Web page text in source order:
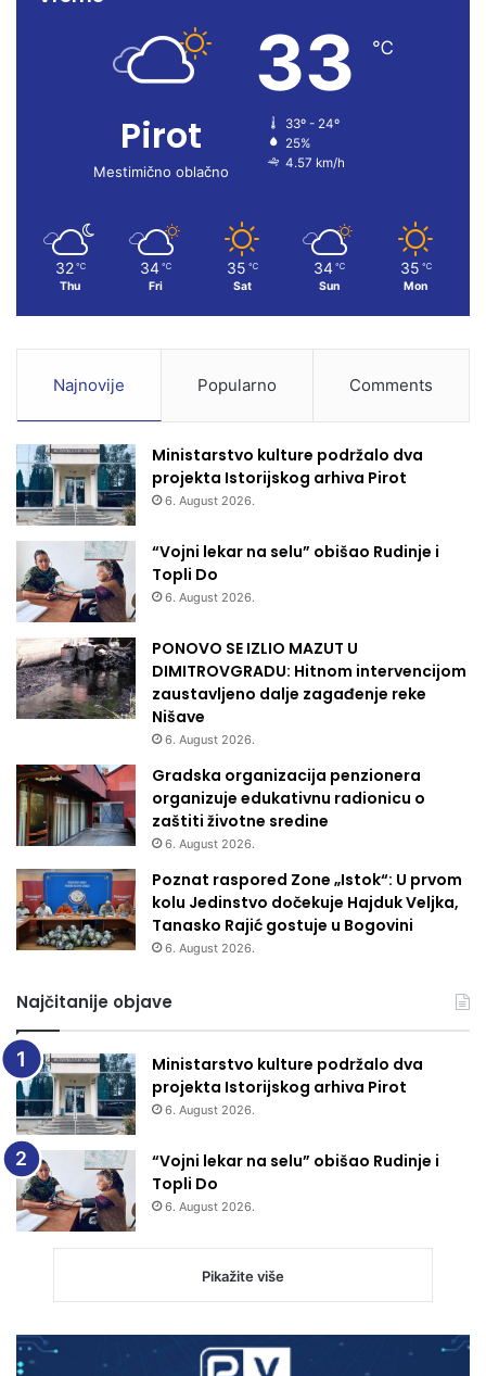
b
o
o
k
u
b
e
a
g
r
a
Pirot
Mestimično oblačno
33 ℃
33º - 24º
25%
4.57 km/h
32 ℃
Thu
34 ℃
Fri
35 ℃
Sat
34 ℃
Sun
35 ℃
Mon
Najnovije Popularno Comments
Ministarstvo kulture podržalo dva
projekta Istorijskog arhiva Pirot
6. August 2026.
“Vojni lekar na selu” obišao Rudinje i
Topli Do
6. August 2026.
PONOVO SE IZLIO MAZUT U
DIMITROVGRADU: Hitnom intervencijom
zaustavljeno dalje zagađenje reke
Nišave
6. August 2026.
Gradska organizacija penzionera
organizuje edukativnu radionicu o
zaštiti životne sredine
6. August 2026.
Poznat raspored Zone „Istok“: U prvom
kolu Jedinstvo dočekuje Hajduk Veljka,
Tanasko Rajić gostuje u Bogovini
6. August 2026.
Najčitanije objave
Ministarstvo kulture podržalo dva
projekta Istorijskog arhiva Pirot
6. August 2026.
“Vojni lekar na selu” obišao Rudinje i
Topli Do
6. August 2026.
Pikažite više